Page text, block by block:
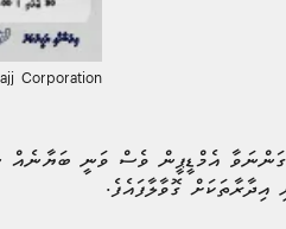
Corporation
އެމްޑީޕީން ވެސް ވަނީ
އިދާރާތަކަށް ގޮވާލާފައެފެ.